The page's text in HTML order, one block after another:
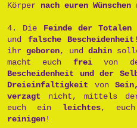
Körper nach euren Wünschen
4. Die Feinde der Totalen
und falsche Bescheidenheit
ihr geboren, und dahin
macht euch freivon
Bescheidenheit und der
Dreieinfaltigkeit von
verzagt nicht, mittels
euch ein leichtes, euch
reinigen!